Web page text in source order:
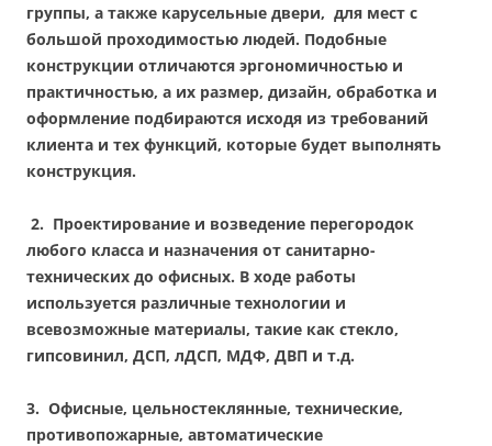
группы, а также карусельные двери, для мест с
большой проходимостью людей. Подобные
конструкции отличаются эргономичностью и
практичностью, а их размер, дизайн, обработка и
оформление подбираются исходя из требований
клиента и тех функций, которые будет выполнять
конструкция.
2. Проектирование и возведение перегородок
любого класса и назначения от санитарно-
технических до офисных. В ходе работы
используется различные технологии и
всевозможные материалы, такие как стекло,
гипсовинил, ДСП, лДСП, МДФ, ДВП и т.д.
3. Офисные, цельностеклянные, технические,
противопожарные, автоматические